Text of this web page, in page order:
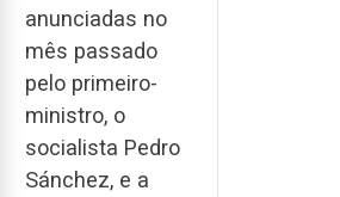
anunciadas no
mês passado
pelo primeiro-
ministro, o
socialista Pedro
Sánchez, e a